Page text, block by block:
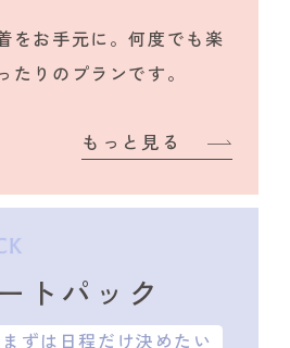
をお手元に。何度でも楽
たりのプランです。
もっと見る
トパック
まずは日程だけ決めたい